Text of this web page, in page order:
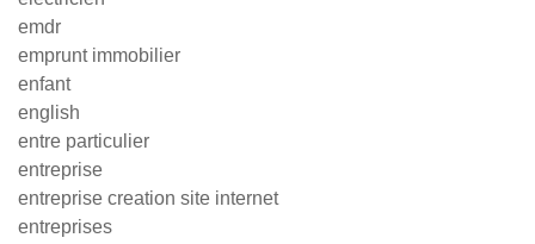
emdr
emprunt immobilier
enfant
english
entre particulier
entreprise
entreprise creation site internet
entreprises